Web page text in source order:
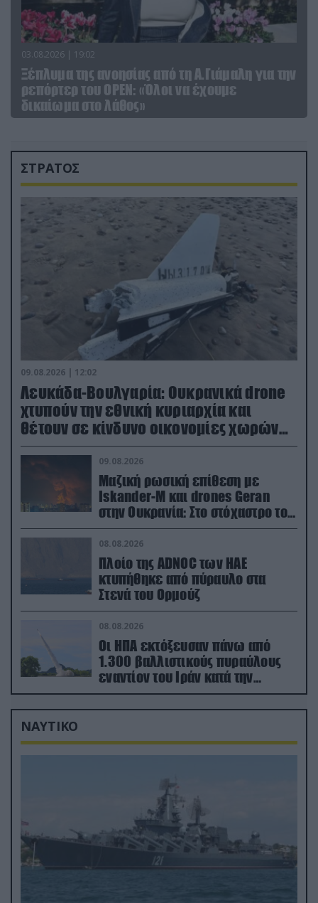
03.08.2026 | 19:02
Ξέπλυμα της ανοησίας από τη Α.Γιάμαλη για την
ρεπόρτερ του ΟΡΕΝ: «Όλοι να έχουμε
δικαίωμα στο λάθος»
ΣΤΡΑΤΟΣ
09.08.2026 | 12:02
Λευκάδα-Βουλγαρία: Ουκρανικά drone
χτυπούν την εθνική κυριαρχία και
θέτουν σε κίνδυνο οικονομίες χωρών
του ΝΑΤΟ
09.08.2026
Μαζική ρωσική επίθεση με
Iskander-M και drones Geran
στην Ουκρανία: Στο στόχαστρο το
εργοστάσιο των Flamingo
08.08.2026
Πλοίο της ADNOC των ΗΑΕ
κτυπήθηκε από πύραυλο στα
Στενά του Ορμούζ
08.08.2026
Οι ΗΠΑ εκτόξευσαν πάνω από
1.300 βαλλιστικούς πυραύλους
εναντίον του Ιράν κατά την
διάρκεια του πολέμου
ΝΑΥΤΙΚΟ